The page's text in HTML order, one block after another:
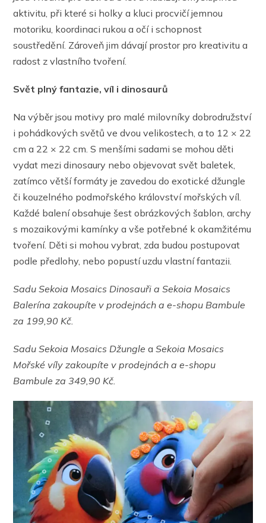
aktivitu, při které si holky a kluci procvičí jemnou
motoriku, koordinaci rukou a očí i schopnost
soustředění. Zároveň jim dávají prostor pro kreativitu a
radost z vlastního tvoření.
Svět plný fantazie, víl i dinosaurů
Na výběr jsou motivy pro malé milovníky dobrodružství
i pohádkových světů ve dvou velikostech, a to 12 × 22
cm a 22 × 22 cm. S menšími sadami se mohou děti
vydat mezi dinosaury nebo objevovat svět baletek,
zatímco větší formáty je zavedou do exotické džungle
či kouzelného podmořského království mořských víl.
Každé balení obsahuje šest obrázkových šablon, archy
s mozaikovými kamínky a vše potřebné k okamžitému
tvoření. Děti si mohou vybrat, zda budou postupovat
podle předlohy, nebo popustí uzdu vlastní fantazii.
Sadu Sekoia Mosaics Dinosauři a Sekoia Mosaics
Balerína zakoupíte v prodejnách a e-shopu Bambule
za 199,90 Kč.
Sadu Sekoia Mosaics Džungle aSekoia Mosaics
Mořské víly zakoupíte v prodejnách a e-shopu
Bambule za 349,90 Kč.